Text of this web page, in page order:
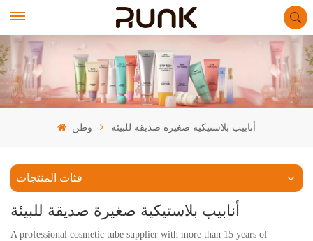
وطن أنابيب بلاستيكية صغيرة صديقة للبيئة
فئات المنتجات
أنابيب بلاستيكية صغيرة صديقة للبيئة
A professional cosmetic tube supplier with more than 15 years of